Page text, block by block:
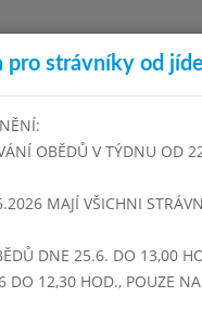
škola Dr. Edvarda
Listopad
pro strávníky od
OBĚDŮ V TÝDNU OD
MAJÍ VŠICHNI
DNE 25.6. DO 13,00
DO 12,30 HOD., POUZE